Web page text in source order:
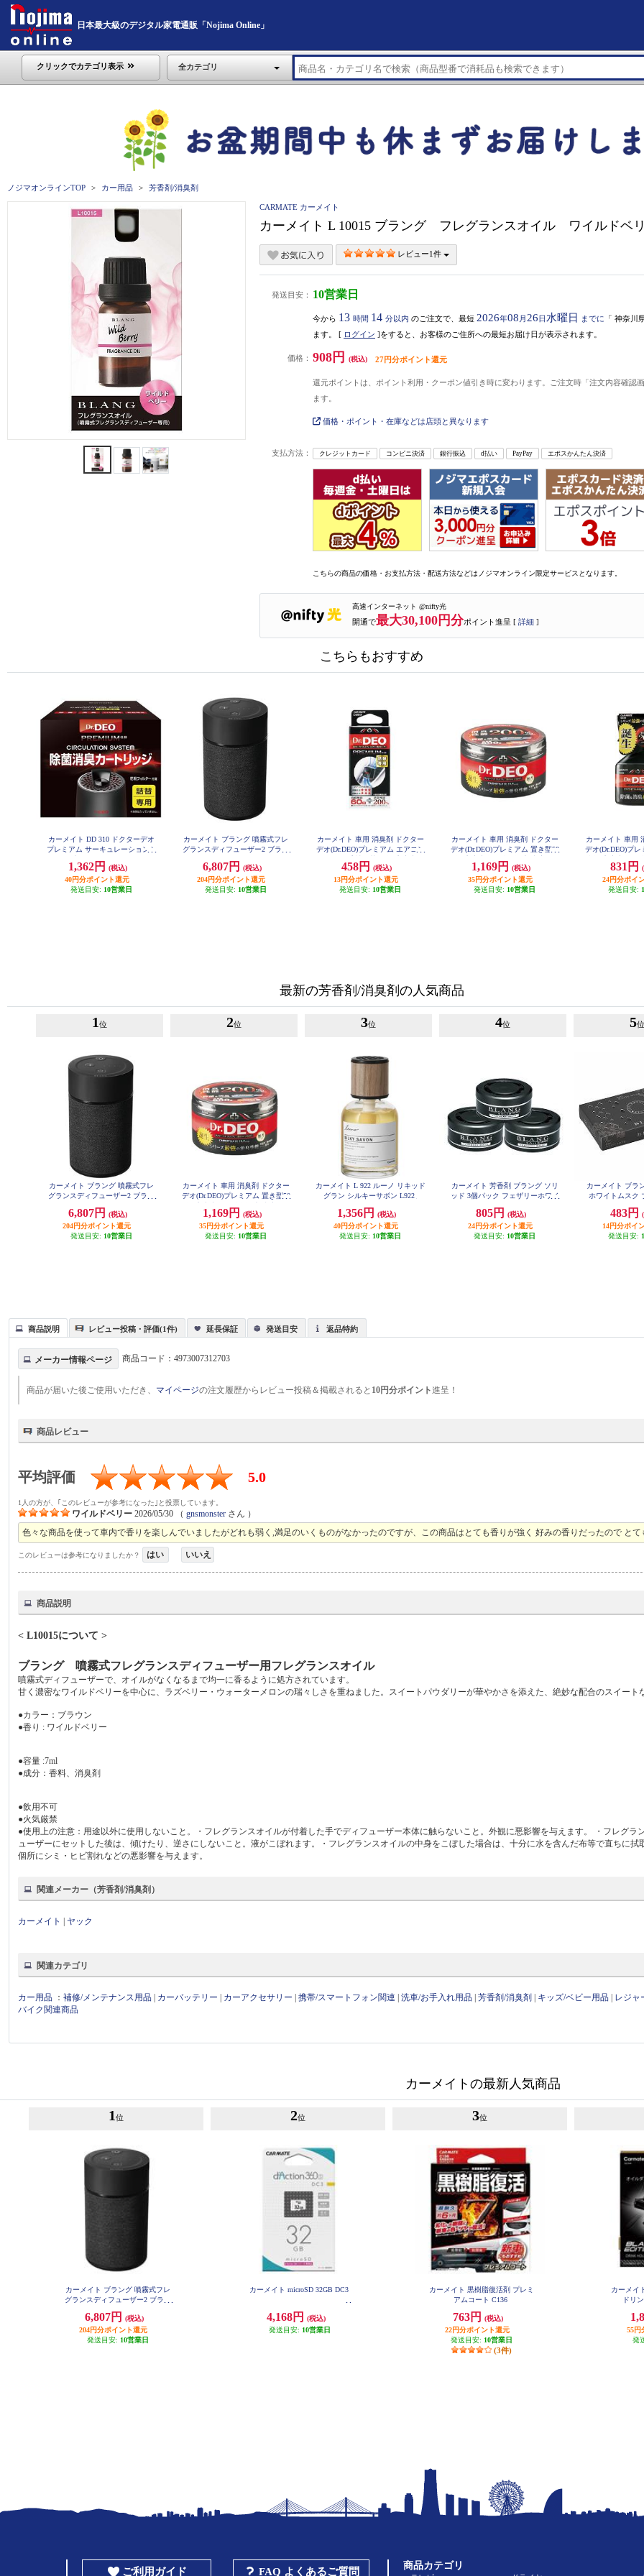
日本最大級のデジタル家電通販「Nojima Online」
クリックでカテゴリ表示 全カテゴリ
ノジマオンラインTOP カー用品 芳香剤/消臭剤
CARMATE カーメイト
カーメイト L 10015 ブラング フレグランスオイル ワイルドベ
レビュー1件
発送目安： 10営業日
今から 13 時間 14 分以内 のご注文で、最短 2026年08 月 26日 水曜日 までに 「 神奈川
ます。 [ ログイン ]をすると、お客様のご住所への最短お届け日が表示されます。
価格： 908円 (税込) 27円分ポイント還元
還元ポイントは、ポイント利用・クーポン値引き時に変わります。ご注文時「注文内容確認
ます。
価格・ポイント・在庫などは店頭と異なります
支払方法： クレジットカード コンビニ決済 銀行振込 d払い PayPay エポスかんたん決済
こちらの商品の価格・お支払方法・配送方法などはノジマオンライン限定サービスとなります。
高速インターネット @nifty光
開通で最大30,100円分ポイント進呈 [ 詳細 ]
こちらもおすすめ
カーメイト DD 310 ドクターデオ
プレミアム サーキュレーションシ
1,362円
(税込)
40円分ポイント還元
発送目安: 10営業日
カーメイト ブラング 噴霧式フレ
グランスディフューザー2 ブラッ
6,807円
(税込)
204円分ポイント還元
発送目安: 10営業日
カーメイト 車用 消臭剤 ドクター
デオ(Dr.DEO)プレミアム エアコン
二酸化塩素 内容量8g D223
458円
(税込)
13円分ポイント還元
発送目安: 10営業日
カーメイト 車用 消臭剤 ドクター
デオ(Dr.DEO)プレミアム 置き型50
0g D225
1,169円
(税込)
35円分ポイント還元
発送目安: 10営業日
カーメイト 車用
デオ(Dr.DEO)プレ
50ml
831円
24円分ポイ
発送目安:
最新の芳香剤/消臭剤の人気商品
1 位
カーメイト ブラング 噴霧式フレ
グランスディフューザー2 ブラッ
6,807円
(税込)
204円分ポイント還元
発送目安: 10営業日
2位
カーメイト 車用 消臭剤 ドクター
デオ(Dr.DEO)プレミアム 置き型50
0g D225
1,169円
(税込)
35円分ポイント還元
発送目安: 10営業日
3位
カーメイト L 922 ルーノ リキッド
グラン シルキーサボン L922
1,356円
(税込)
40円分ポイント還元
発送目安: 10営業日
4位
カーメイト 芳香剤 ブラング ソリ
ッド 3個パック フェザリーホワイ
805円
(税込)
24円分ポイント還元
発送目安: 10営業日
5位
カーメイト ブラ
ホワイトムスク
483円
14円分ポイ
発送目安:
商品説明 レビュー投稿・評価(1件) 延長保証 発送目安 返品特約
メーカー情報ページ 商品コード：4973007312703
商品が届いた後ご使用いただき、 マイページの注文履歴からレビュー投稿＆掲載されると 10円分ポイント進呈！
商品レビュー
平均評価 5.0
1人の方が、｢このレビューが参考になった｣と投票しています。
ワイルドベリー 2026/05/30 （gnsmonster さん ）
色々な商品を使って車内で香りを楽しんでいましたがどれも弱く,満足のいくものがなかったのですが、この商品はとても香りが強く 好みの香りだったので とて
このレビューは参考になりましたか？ はい いいえ
商品説明
< L10015について >
ブラング 噴霧式フレグランスディフューザー用フレグランスオイル
噴霧式ディフューザーで、オイルがなくなるまで均一に香るように処方されています。
甘く濃密なワイルドベリーを中心に、ラズベリー・ウォーターメロンの瑞々しさを重ねました。スイートパウダリーが華やかさを添えた、絶妙な配合のスイート
●カラー：ブラウン
●香り : ワイルドベリー
●容量 :7ml
●成分：香料、消臭剤
●飲用不可
●火気厳禁
●使用上の注意：用途以外に使用しないこと。・フレグランスオイルが付着した手でディフューザー本体に触らないこと。外観に悪影響を与えます。 ・フレグラ
ューザーにセットした後は、傾けたり、逆さにしないこと。液がこぼれます。・フレグランスオイルの中身をこぼした場合は、十分に水を含んだ布等で直ちに拭
個所にシミ・ヒビ割れなどの悪影響を与えます。
関連メーカー（芳香剤/消臭剤）
カーメイト ヤック
関連カテゴリ
カー用品 ：補修/メンテナンス用品 カーバッテリー カーアクセサリー |携帯/スマートフォン関連 |洗車/お手入れ用品 |芳香剤/消臭剤 キッズ/ベビー用品 レジャ
バイク関連商品
カーメイトの最新人気商品
1 位
カーメイト ブラング 噴霧式フレ
グランスディフューザー2 ブラッ
6,807円
(税込)
204円分ポイント還元
発送目安: 10営業日
2位
カーメイト microSD 32GB DC3
4,168円
(税込)
発送目安: 10営業日
3位
カーメイト 黒樹脂復活剤 プレミ
アムコート C136
763円
(税込)
22円分ポイント還元
発送目安: 10営業日
(3件)
カーメイ
ドリ
55円
発
ご利用ガイド FAQ よくあるご質問
商品カテゴリ